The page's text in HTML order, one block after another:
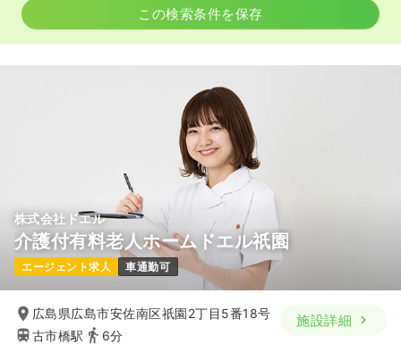
この検索条件を保存
株式会社ドエル
介護付有料老人ホームドエル祇園
エージェント求人 車通勤可
広島県広島市安佐南区祇園2丁目5番18号
古市橋駅
6分
施設詳細